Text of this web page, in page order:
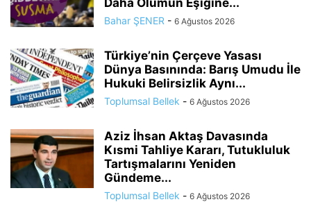
Daha Ölümün Eşiğine...
Bahar ŞENER - 6 Ağustos 2026
Türkiye’nin Çerçeve Yasası
Dünya Basınında: Barış Umudu İle
Hukuki Belirsizlik Aynı...
Toplumsal Bellek - 6 Ağustos 2026
Aziz İhsan Aktaş Davasında
Kısmi Tahliye Kararı, Tutukluluk
Tartışmalarını Yeniden
Gündeme...
Toplumsal Bellek - 6 Ağustos 2026